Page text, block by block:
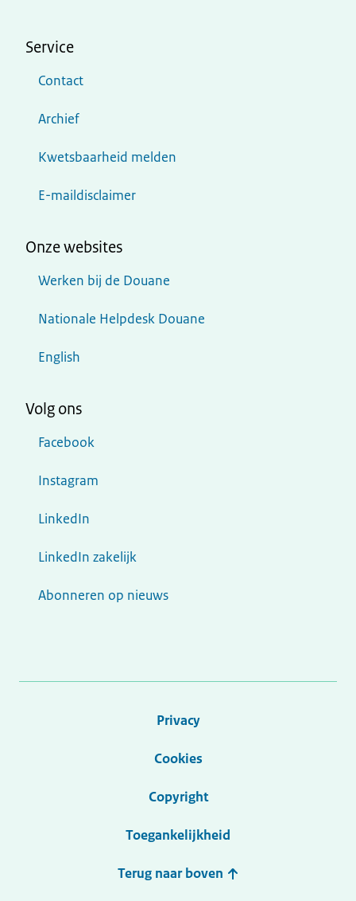
Service
Contact
Archief
Kwetsbaarheid melden
E-maildisclaimer
Onze websites
Werken bij de Douane
Nationale Helpdesk Douane
English
Volg ons
Facebook
Instagram
LinkedIn
LinkedIn zakelijk
Abonneren op nieuws
Privacy
Cookies
Copyright
Toegankelijkheid
Terug naar boven